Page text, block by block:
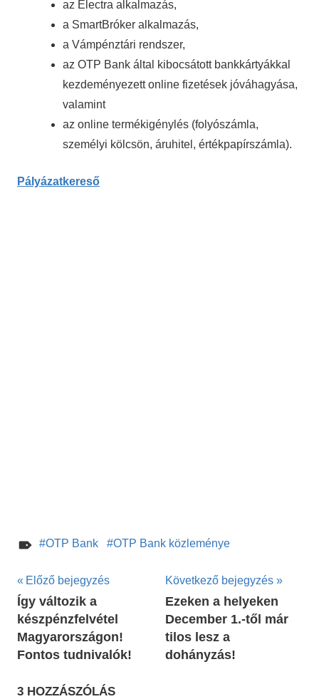
az Electra alkalmazás,
a SmartBróker alkalmazás,
a Vámpénztári rendszer,
az OTP Bank által kibocsátott bankkártyákkal
kezdeményezett online fizetések jóváhagyása,
valamint
az online termékigénylés (folyószámla,
személyi kölcsön, áruhitel, értékpapírszámla).
Pályázatkereső
OTP Bank OTP Bank közleménye
Bejegyzés
navigáció
Előző bejegyzés
Így változik a
készpénzfelvétel
Magyarországon!
Fontos tudnivalók!
Következő bejegyzés
Ezeken a helyeken
December 1.-től már
tilos lesz a
dohányzás!
3 HOZZÁSZÓLÁS